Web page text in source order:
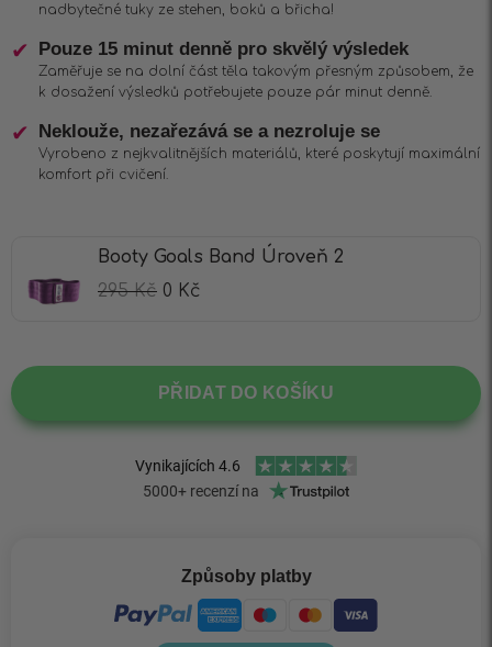
nadbytečné tuky ze stehen, boků a břicha!
Pouze 15 minut denně pro skvělý výsledek
Zaměřuje se na dolní část těla takovým přesným způsobem, že
k dosažení výsledků potřebujete pouze pár minut denně.
Neklouže, nezařezává se a nezroluje se
Vyrobeno z nejkvalitnějších materiálů, které poskytují maximální
komfort při cvičení.
Booty Goals Band Úroveň 2
295Kč 0 Kč
PŘIDAT DO KOŠÍKU
Způsoby platby